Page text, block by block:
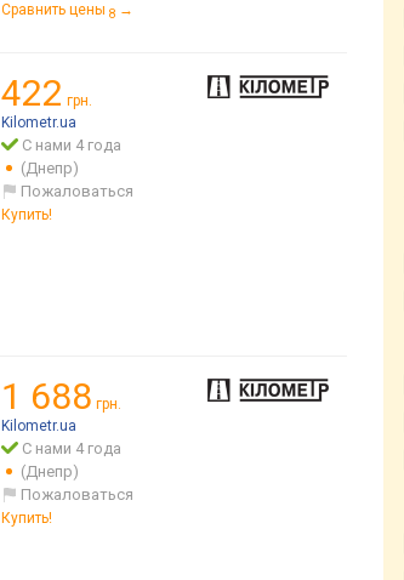
Сравнить цены 8 →
422 грн.
Kilometr.ua
С нами 4 года
(Днепр)
Пожаловаться
Купить!
1 688 грн.
Kilometr.ua
С нами 4 года
(Днепр)
Пожаловаться
Купить!